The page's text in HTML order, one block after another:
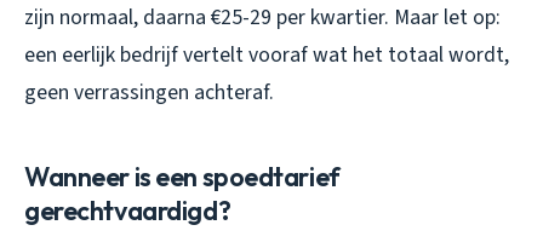
zijn normaal, daarna €25-29 per kwartier. Maar let op:
een eerlijk bedrijf vertelt vooraf wat het totaal wordt,
geen verrassingen achteraf.
Wanneer is een spoedtarief
gerechtvaardigd?